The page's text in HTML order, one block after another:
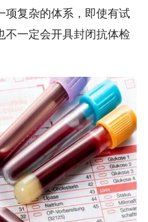
项复杂的体系，即使有试
不一定会开具封闭抗体检